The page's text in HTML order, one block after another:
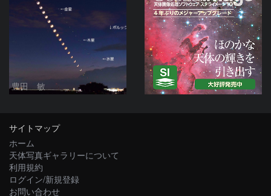
豊田 敏
サイトマップ
ホーム
天体写真ギャラリーについて
利用規約
ログイン/新規登録
お問い合わせ